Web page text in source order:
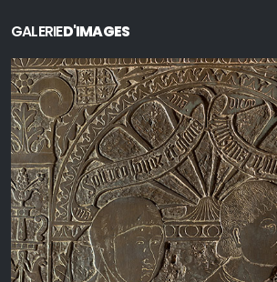
GALERIED'IMAGES